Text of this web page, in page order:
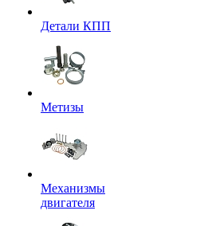
Детали КПП
Метизы
Механизмы
двигателя